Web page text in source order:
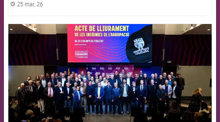
label.share.clock
25 mar. 26
FCB Barcelona badge